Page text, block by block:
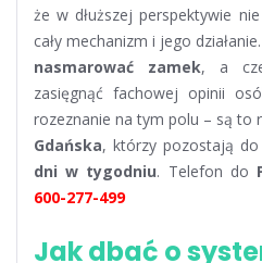
że w dłuższej perspektywie
cały mechanizm i jego
nasmarować zamek, a
zasięgnąć fachowej opinii
rozeznanie na tym polu – są to
Gdańska, którzy pozostają do
dni w tygodniu. Telefon do
600-277-499
Jak dbać o